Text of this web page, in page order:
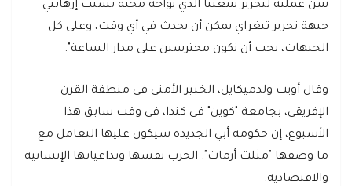
شن عملية لتحرير شعبنا الذي يواجه محنة بسبب إرهابيي
جبهة تحرير تيغراي يمكن أن يحدث في أي وقت، وعلى كل
الجبهات، يجب أن نكون محترسين على مدار الساعة".
وقال أويت ولدميكايل، الخبير الأمني في منطقة القرن
الإفريقي، بجامعة "كوين" في كندا، في وقت سابق هذا
الأسبوع، إن حكومة أبي الجديدة سيكون عليها التعامل مع
ما وصفها "مثلث أزمات": الحرب نفسها وتداعياتها الإنسانية
والاقتصادية.